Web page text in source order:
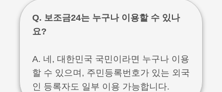
Q. 보조금24는 누구나 이용할 수 있나
요?
A. 네, 대한민국 국민이라면 누구나 이용
할 수 있으며, 주민등록번호가 있는 외국
인 등록자도 일부 이용 가능합니다.